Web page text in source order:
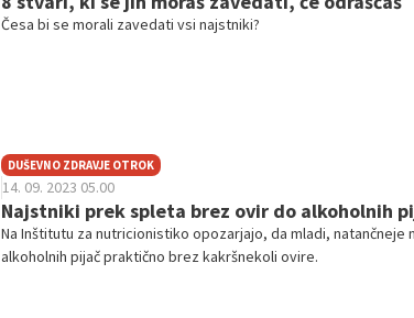
Česa bi se morali zavedati vsi najstniki?
DUŠEVNO ZDRAVJE OTROK
14. 09. 2023 05.00
Najstniki prek spleta brez ovir do alkoholnih
Na Inštitutu za nutricionistiko opozarjajo, da mladi,
alkoholnih pijač praktično brez kakršnekoli ovire.